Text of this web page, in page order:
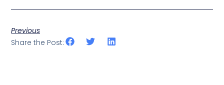
Previous
Share the Post: